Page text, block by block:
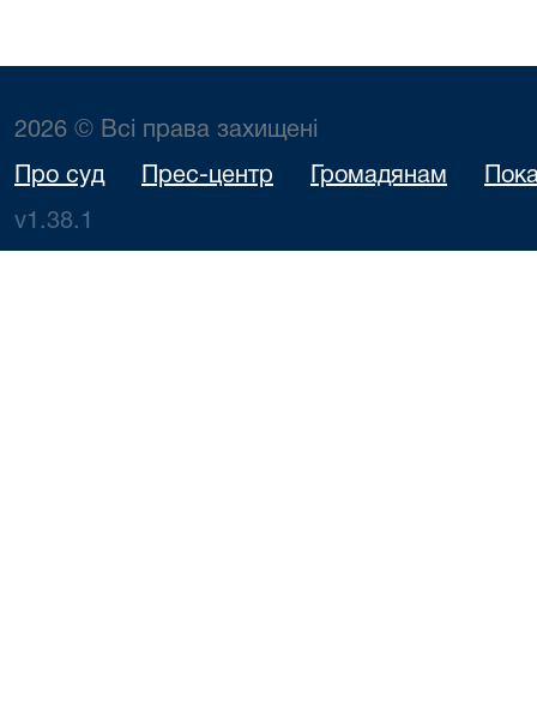
2026 © Всі права захищені
Про суд Прес-центр Громадянам
v1.38.1